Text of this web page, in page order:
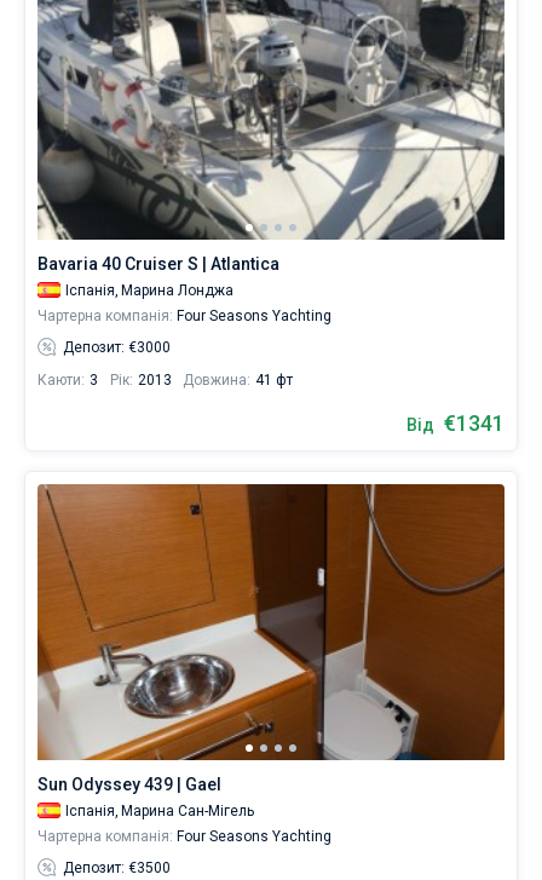
Bavaria 40 Cruiser S | Atlantica
Іспанія, Марина Лонджа
Чартерна компанія: Four Seasons Yachting
Депозит: €3000
Каюти: 3 Рік: 2013 Довжина: 41 фт
Від €1341
Sun Odyssey 439 | Gael
Іспанія, Марина Сан-Мігель
Чартерна компанія: Four Seasons Yachting
Депозит: €3500